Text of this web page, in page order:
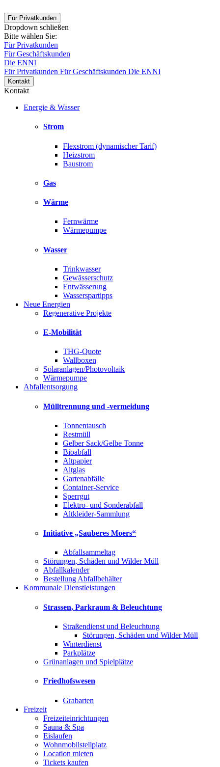
Für Privatkunden
Dropdown schließen
Bitte wählen Sie:
Für Privatkunden
Für Geschäftskunden
Die ENNI
Für Privatkunden Für Geschäftskunden Die ENNI
Kontakt
Kontakt
Energie & Wasser
Strom
Flexstrom (dynamischer Tarif)
Heizstrom
Baustrom
Gas
Wärme
Fernwärme
Wärmepumpe
Wasser
Trinkwasser
Gewässerschutz
Entwässerung
Wasserspartipps
Neue Energien
Regenerative Projekte
E-Mobilität
THG-Quote
Wallboxen
Solaranlagen/Photovoltaik
Wärmepumpe
Abfallentsorgung
Mülltrennung und -vermeidung
Tonnentausch
Restmüll
Gelber Sack/Gelbe Tonne
Bioabfall
Altpapier
Altglas
Gartenabfälle
Container-Service
Sperrgut
Elektro- und Sonderabfall
Altkleider-Sammlung
Initiative „Sauberes Moers“
Abfallsammeltag
Störungen, Schäden und Wilder Müll
Abfallkalender
Bestellung Abfallbehälter
Kommunale Dienstleistungen
Strassen, Parkraum & Beleuchtung
Straßendienst und Beleuchtung
Störungen, Schäden und Wilder Müll
Winterdienst
Parkplätze
Grünanlagen und Spielplätze
Friedhofswesen
Grabarten
Freizeit
Freizeiteinrichtungen
Sauna & Spa
Eislaufen
Wohnmobilstellplatz
Location mieten
Tickets kaufen